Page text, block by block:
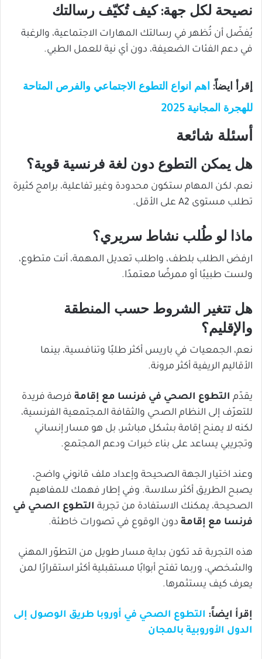
نصيحة لكل جهة: كيف تُكيّف رسالتك
يُفضّل أن تُظهر في رسالتك المهارات الاجتماعية، والرغبة
في دعم الفئات الضعيفة، دون أي نية للعمل الطبي.
إقرأ ايضاً: اهم انواع التطوع الاجتماعي والفرص المتاحة
للهجرة المجانية 2025
أسئلة شائعة
هل يمكن التطوع دون لغة فرنسية قوية؟
نعم، لكن المهام ستكون محدودة وغير تفاعلية، برامج كثيرة
تطلب مستوى A2 على الأقل.
ماذا لو طُلب نشاط سريري؟
ارفض الطلب بلطف، واطلب تعديل المهمة، أنت متطوع،
ولست طبيبًا أو ممرضًا معتمدًا.
هل تتغير الشروط حسب المنطقة
والإقليم؟
نعم، الجمعيات في باريس أكثر طلبًا وتنافسية، بينما
الأقاليم الريفية أكثر مرونة.
يقدّم التطوع الصحي في فرنسا مع إقامة فرصة فريدة
للتعرّف إلى النظام الصحي والثقافة المجتمعية الفرنسية،
لكنه لا يمنح إقامة بشكل مباشر، بل هو مسار إنساني
وتجريبي يساعد على بناء خبرات ودعم المجتمع.
وعند اختيار الجهة الصحيحة وإعداد ملف قانوني واضح،
يصبح الطريق أكثر سلاسة. وفي إطار فهمك للمفاهيم
الصحيحة، يمكنك الاستفادة من تجربة التطوع الصحي في
فرنسا مع إقامة دون الوقوع في تصورات خاطئة.
هذه التجربة قد تكون بداية مسار طويل من التطوّر المهني
والشخصي، وربما تفتح أبوابًا مستقبلية أكثر استقرارًا لمن
يعرف كيف يستثمرها.
إقرأ ايضاً: التطوع الصحي في أوروبا طريق الوصول إلى
الدول الأوروبية بالمجان